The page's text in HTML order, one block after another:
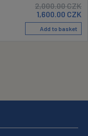
2,000.00CZK
1,600.00 CZK
Add to basket